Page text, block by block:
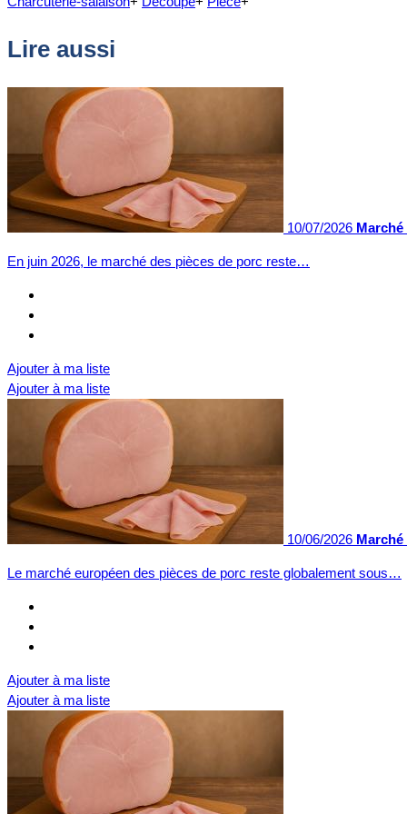
Lire aussi
10/07/2026
En juin 2026, le marché des pièces de porc reste…
Ajouter à ma liste
Ajouter à ma liste
10/06/2026
Le marché européen des pièces de porc reste globalement sous…
Ajouter à ma liste
Ajouter à ma liste